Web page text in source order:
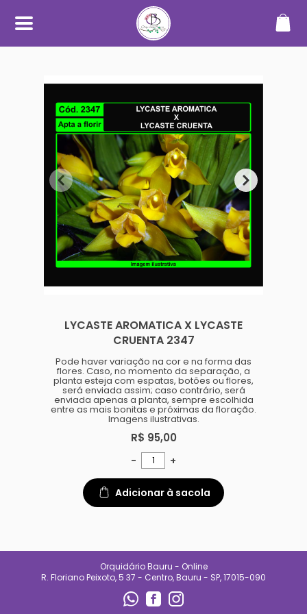
ornamentais, unindo
conhecimento, cuidado e
dedicação para oferecer uma
experiência diferenciada a quem
aprecia o mundo das plantas.
Trabalhamos com cultivo
próprio e seleção de espécies de
alta qualidade, sempre
priorizando plantas saudáveis,
bem desenvolvidas e com
informações claras no catálogo.
Nosso objetivo é tornar a compra
simples, segura e transparente —
desde a escolha até o
recebimento.
Além do catálogo online,
Bauru, onde plantas são
acompanhamento diário.
Também oferecemos suporte
para quem está começando,
necessidades de luz, rega e
manejo de cada espécie.
No Orquidário Bauru, cada
planta é tratada com respeito, e
cada cliente é recebido com
atenção. Nosso compromisso é
uma experiência que incentive o
(14) 99692-0227
REDES SOCIAIS
LYCASTE AROMATICA X LYCASTE
CRUENTA 2347
Pode haver variação na cor e na forma das
flores. Caso, no momento da separação, a
planta esteja com espatas, botões ou flores,
será enviada assim; caso contrário, será
enviada apenas a planta, sempre escolhida
entre as mais bonitas e próximas da floração.
Imagens ilustrativas.
R$ 95,00
- +
Adicionar à sacola
Orquidário Bauru - Online
R. Floriano Peixoto, 5 37 - Centro, Bauru - SP, 17015-090